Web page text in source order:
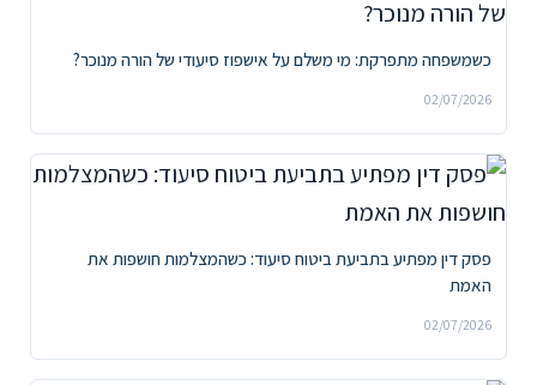
כשמשפחה מתפרקת: מי משלם על אישפוז סיעודי של הורה מנוכר?
02/07/2026
פסק דין מפתיע בתביעת ביטוח סיעוד: כשהמצלמות חושפות את
האמת
02/07/2026